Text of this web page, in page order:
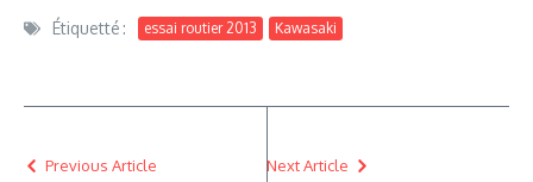
Étiquetté : essai routier 2013 Kawasaki
Previous Article Next Article